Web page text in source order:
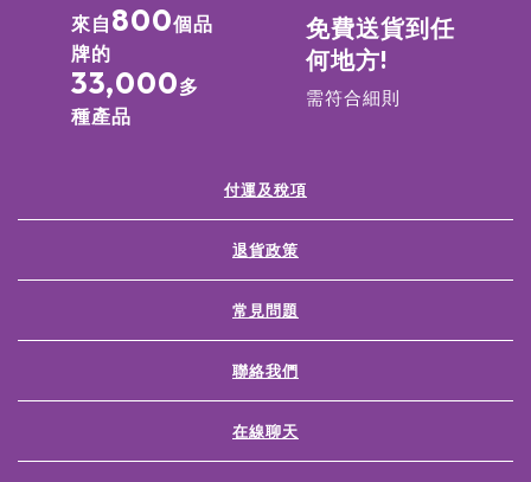
來自 800個品
牌的
33,000多
種產品
免費送貨到任
何地方!
需符合細則
付運及稅項
退貨政策
常見問題
聯絡我們
在線聊天